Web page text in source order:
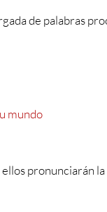
de palabras
mundo
pronunciarán